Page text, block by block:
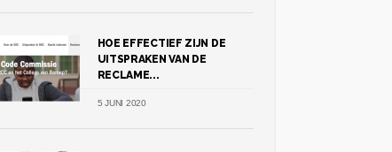
HOE EFFECTIEF ZIJN DE
UITSPRAKEN VAN DE
RECLAME...
5 JUNI 2020